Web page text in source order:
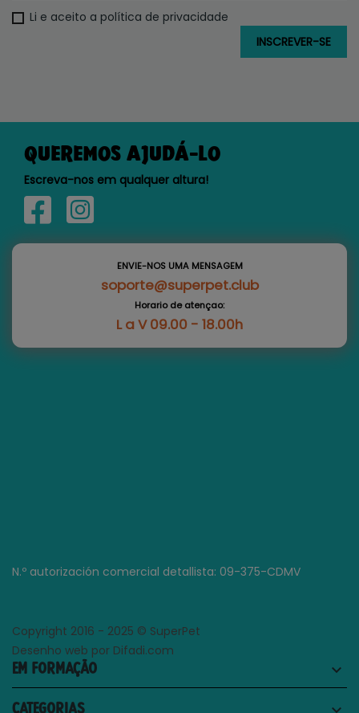
Li e aceito a política de privacidade
QUEREMOS AJUDÁ-LO
Escreva-nos em qualquer altura!
ENVIE-NOS UMA MENSAGEM
soporte@superpet.club
Horario de atençao:
L a V 09.00 - 18.00h
N.º autorización comercial detallista: 09-375-CDMV
Copyright 2016 - 2025 © SuperPet
Desenho web por Difadi.com
EM FORMAÇÃO keyboard_arrow_down
CATEGORIAS